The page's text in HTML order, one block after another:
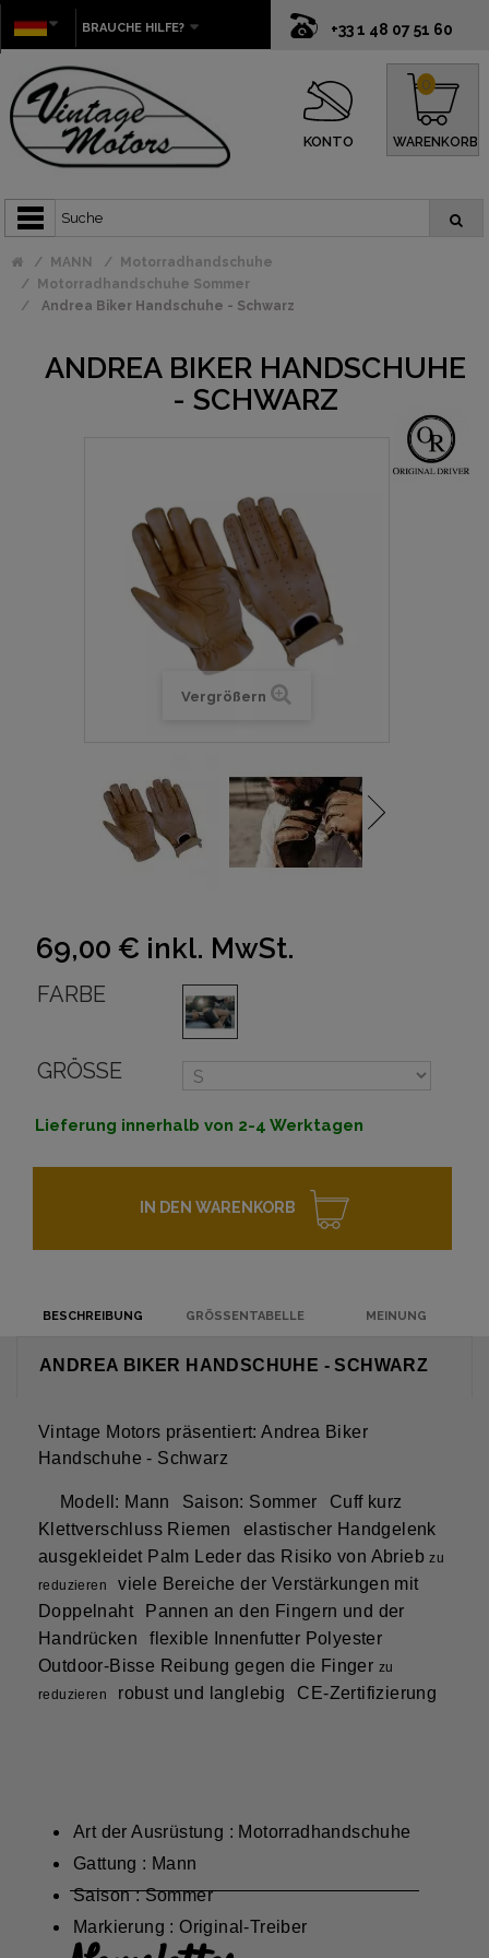
+33 1 48 07 51 60
BRAUCHE HILFE?
KONTO WARENKORB
0
MANN
Motorradhandschuhe
Motorradhandschuhe Sommer
Andrea Biker Handschuhe - Schwarz
ANDREA BIKER HANDSCHUHE
- SCHWARZ
Vergrößern
69,00 € inkl. MwSt.
FARBE
GRÖSSE
Lieferung innerhalb von 2-4 Werktagen
IN DEN WARENKORB
BESCHREIBUNG GRÖSSENTABELLE MEINUNG
ANDREA BIKER HANDSCHUHE - SCHWARZ
Vintage Motors präsentiert:Andrea Biker
Handschuhe - Schwarz
Modell: Mann Saison: Sommer
Cuff kurz
Klettverschluss Riemen
elastischer Handgelenk
ausgekleidet Palm Leder das Risiko von Abriebzu
reduzierenviele Bereiche der Verstärkungen mit
Doppelnaht
Pannen an den Fingern und der
Handrücken
flexible Innenfutter Polyester
Outdoor-Bisse Reibung gegen die Finger zu
reduzieren robust und langlebig CE-Zertifizierung
Art der Ausrüstung : Motorradhandschuhe
Gattung : Mann
Saison : Sommer
Markierung : Original-Treiber